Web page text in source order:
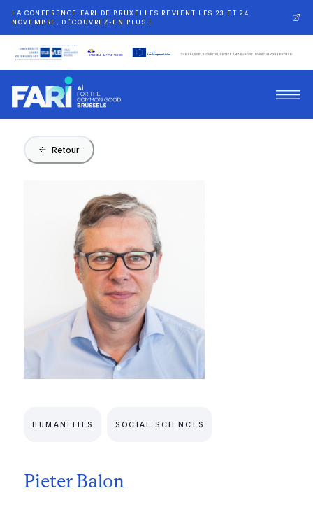
LA CONFÉRENCE FARI DE BRUXELLES REVIENT LES 23 ET 24
NOVEMBRE, DÉCOUVREZ-EN PLUS !
Retour
Pieter Balon
HUMANITIES SOCIAL SCIENCES